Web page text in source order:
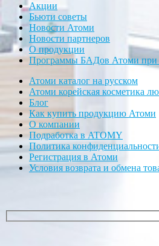
Акции
Бьюти советы
Новости Атоми
Новости партнеров
О продукции
Программы БАДов Атоми при
Атоми каталог на русском
Атоми корейская косметика
Блог
Как купить продукцию Атоми
О компании
Подработка в ATOMY
Политика
Регистрация в Атоми
Условия возврата и обмена